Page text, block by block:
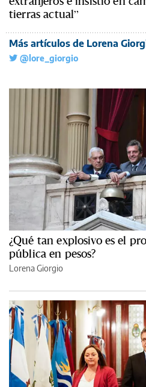
tierras actual”
Más artículos de Lorena
@lore_giorgio
¿Qué tan explosivo es el
pública en pesos?
Lorena Giorgio